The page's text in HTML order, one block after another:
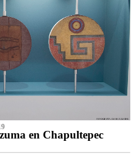
en Chapultepec